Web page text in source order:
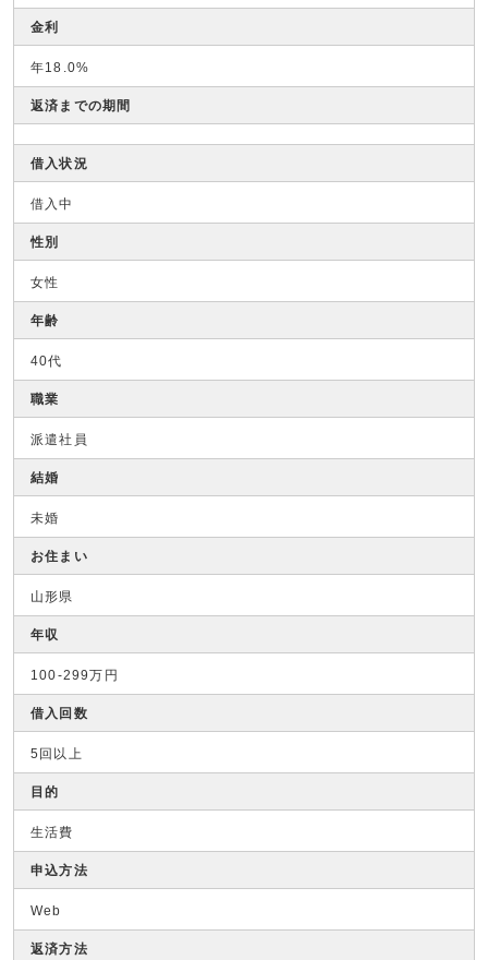
金利
年18.0%
返済までの期間
借入状況
借入中
性別
女性
年齢
40代
職業
派遣社員
結婚
未婚
お住まい
山形県
年収
100-299万円
借入回数
5回以上
目的
生活費
申込方法
Web
返済方法